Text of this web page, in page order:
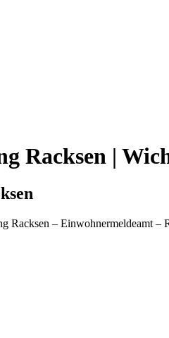
Racksen |
Racksen – Einwohnermeldeamt –